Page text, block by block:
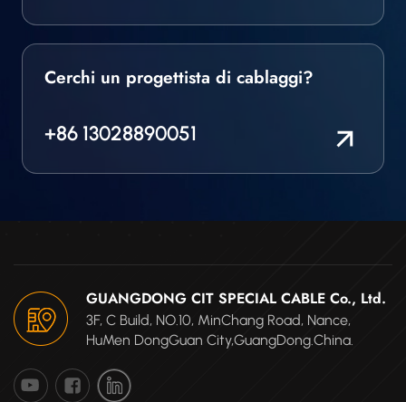
Cerchi un progettista di cablaggi?
+86 13028890051
GUANGDONG CIT SPECIAL CABLE Co., Ltd.
3F, C Build, NO.10, MinChang Road, Nance,
HuMen DongGuan City,GuangDong.China.